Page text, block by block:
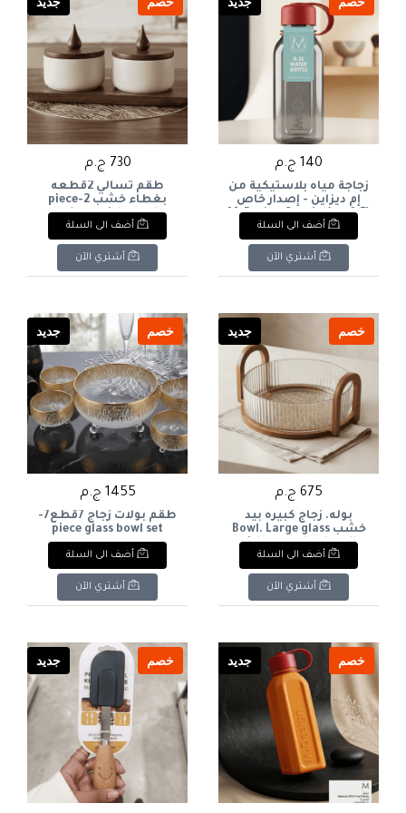
140 ج.م
زجاجة مياه بلاستيكية من
إم ديزاين - إصدار خاص
(0.5 لتر)M-Design Special
Edition Plastic Water
Bottle (0.5L
أضف الى السلة
أشتري الآن
730 ج.م
طقم تسالي 2قطعه
بغطاء خشب 2-piece
snack set with wooden
lid
أضف الى السلة
أشتري الآن
خصم جديد
675 ج.م
بوله. زجاج كبيره بيد
خشب Bowl. Large glass
with a wooden handle.
أضف الى السلة
أشتري الآن
خصم جديد
1455 ج.م
طقم بولات زجاج 7قطع7-
piece glass bowl set
أضف الى السلة
أشتري الآن
خصم جديد خصم جديد